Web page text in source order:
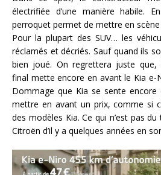
électrifiée d’une manière habile.
perroquet permet de mettre en
Pour la plupart des SUV… les
réclamés et décriés. Sauf quand ils
bien joué. On regrettera juste que,
final mette encore en avant le Kia e-
Dommage que Kia se sente
mettre en avant un prix, comme si
des modèles Kia. Ce qui n’est pas
Citroën d’il y a quelques années en